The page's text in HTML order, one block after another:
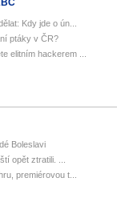
Kdy jde o ún...
ptáky v ČR?
elitním hackerem ...
Boleslavi
opět ztratili. ...
premiérovou t...